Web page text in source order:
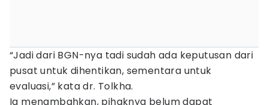
“Jadi dari BGN-nya tadi sudah ada keputusan dari
pusat untuk dihentikan, sementara untuk
evaluasi,” kata dr. Tolkha.
Ia menambahkan, pihaknya belum dapat